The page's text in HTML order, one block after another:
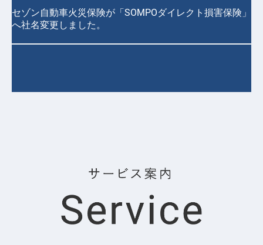
セゾン自動車火災保険が「SOMPOダイレクト損害保険」
へ社名変更しました。